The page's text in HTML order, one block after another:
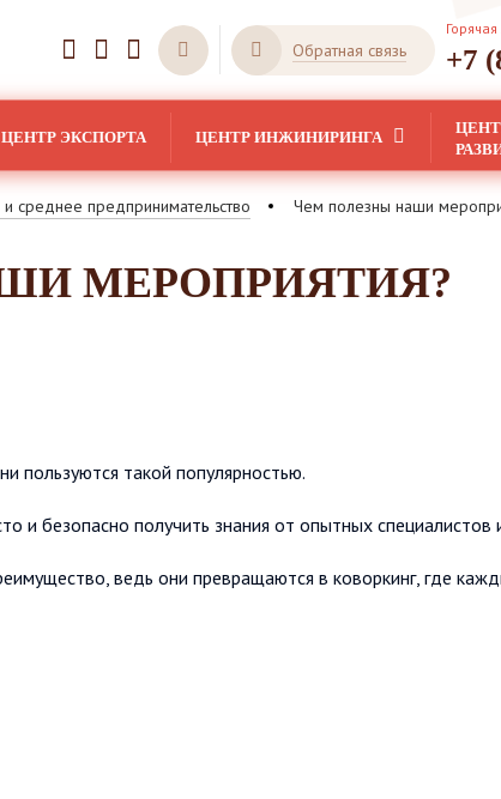
Обратная связь +7
ЦЕНТР ЭКСПОРТА ЦЕНТР ИНЖИНИРИНГА
среднее предпринимательство Чем полезны наши
МЕРОПРИЯТИЯ?
пользуются такой популярностью.
и безопасно получить знания от опытных специалистов
ведь они превращаются в коворкинг, где